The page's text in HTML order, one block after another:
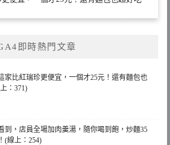
即時熱門文章
家比紅瑞珍更便宜，一個才25元！還有麵包也
：371)
到，店員全場加肉羹湯，隨你喝到飽，炒麵35
(線上：254)